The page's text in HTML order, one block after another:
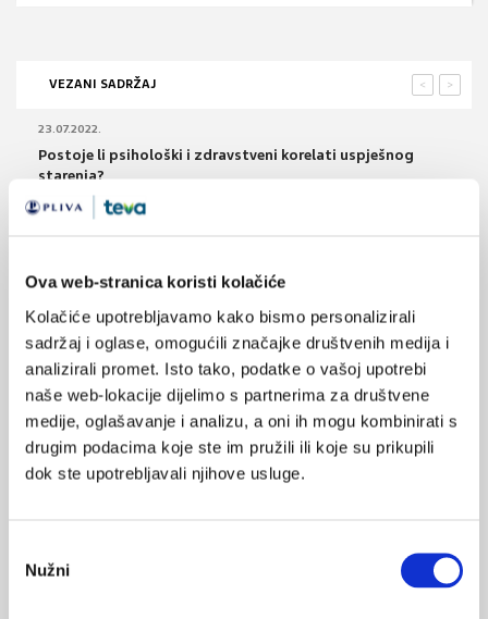
Ova web-stranica koristi kolačiće
Kolačiće upotrebljavamo kako bismo personalizirali
sadržaj i oglase, omogućili značajke društvenih medija i
analizirali promet. Isto tako, podatke o vašoj upotrebi
naše web-lokacije dijelimo s partnerima za društvene
medije, oglašavanje i analizu, a oni ih mogu kombinirati s
drugim podacima koje ste im pružili ili koje su prikupili
dok ste upotrebljavali njihove usluge.
pristanka
Nužni
VEZANI SADRŽAJ >
<
23.07.2022.
Postoje li psihološki i zdravstveni korelati uspješnog
starenja?
starijih osoba
Akutni koronarni sindrom u starijih osoba
Kampanja #NEusamljenosti: suzbijanje usamljenosti
i izolacije kod starijih osoba